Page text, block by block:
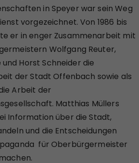
in Speyer war sein Weg
vorgezeichnet. Von 1986 bis
er in enger Zusammenarbeit mit
Wolfgang Reuter,
Horst Schneider die
der Stadt Offenbach sowie als
Arbeit der
Matthias Müllers
Information über die Stadt,
und die Entscheidungen
für Oberbürgermeister